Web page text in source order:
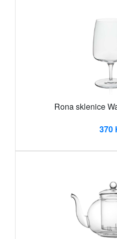
Rona sklenice
370